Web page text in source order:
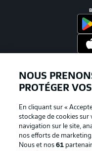
NOUS
PROTÉGER
En cliquant sur «
stockage de cookies
navigation sur le site,
nos efforts de
Nous et nos61